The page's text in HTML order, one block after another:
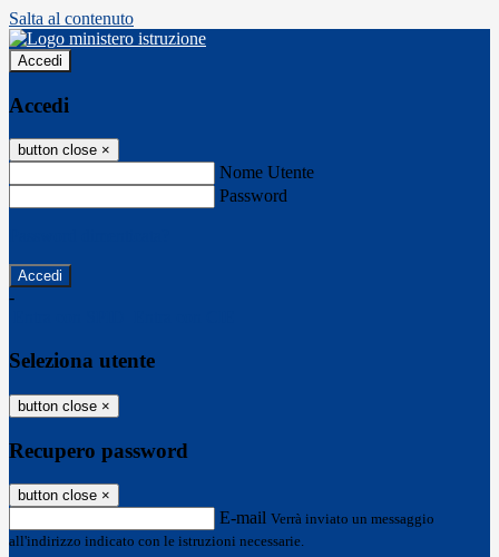
Salta al contenuto
Accedi
Accedi
button close ×
Nome Utente
Password
-
Seleziona utente
button close ×
Recupero password
button close ×
E-mail Verrà inviato un messaggio
all'indirizzo indicato con le istruzioni necessarie.